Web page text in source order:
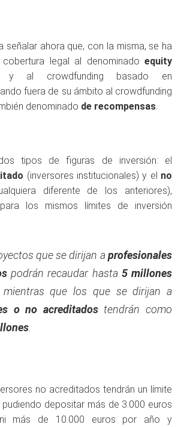
señalar ahora que, con la misma, se ha
legal al denominado equity
y al crowdfunding basado en
fuera de su ámbito al crowdfunding
denominado de recompensas.
tipos de figuras de inversión: el
(inversores institucionales) y el no
diferente de los anteriores),
los mismos límites de inversión
que se dirijan aprofesionales
podrán recaudar hasta 5 millones
mientras que los que se dirijan a
o no acreditadostendrán como
.
no acreditados tendrán un límite
pudiendo depositar más de 3.000 euros
más de 10.000 euros por año y